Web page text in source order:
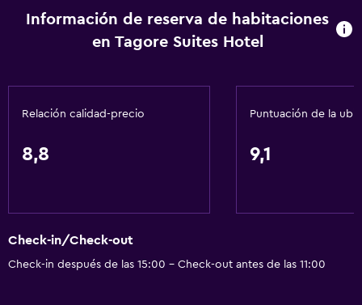
Calefacción
Aire acondicionado
Vista al jardín
Posibilidad de habitaciones conectadas
Información de reserva de habitaciones
en Tagore Suites Hotel
Relación calidad-precio
8,8
Puntuación de la
9,1
Check-in/Check-out
Check-in después de las 15:00 - Check-out antes de las 11:00